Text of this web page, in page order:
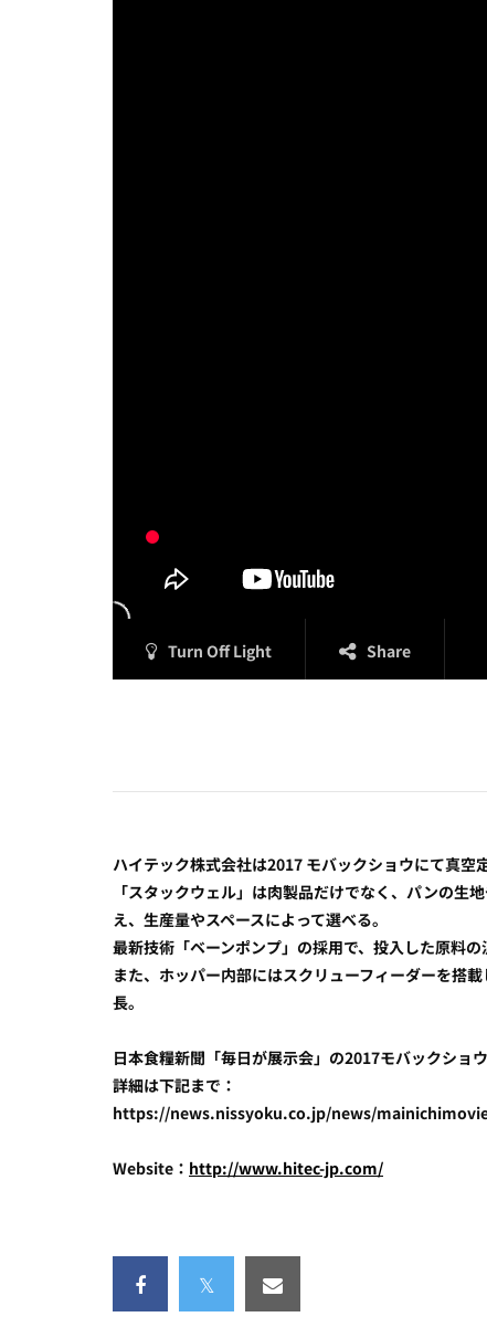
Turn Off Light Share
ハイテック株式会社は2017 モバックショウにて真空
「スタックウェル」は肉製品だけでなく、パンの
え、生産量やスペースによって選べる。
最新技術「ベーンポンプ」の採用で、投入した原料
また、ホッパー内部にはスクリューフィーダーを搭
長。
日本食糧新聞「毎日が展示会」の2017モバックショ
詳細は下記まで：
https://news.nissyoku.co.jp/news/
Website： http://www.hitec-jp.com/